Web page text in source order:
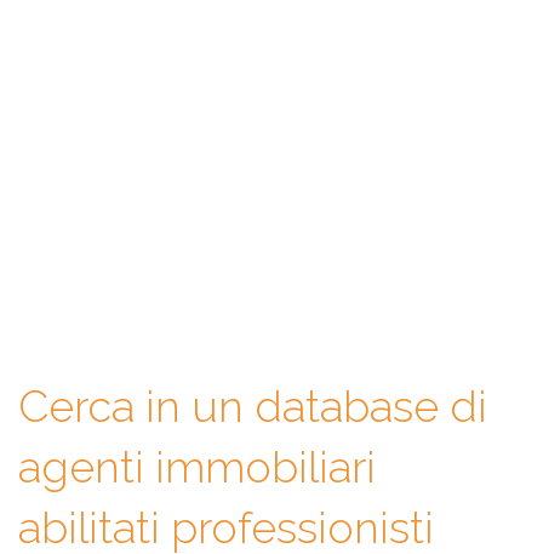
Cerca in un database di
agenti immobiliari
abilitati professionisti